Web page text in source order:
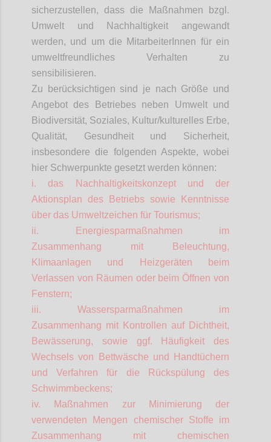
sicherzustellen, dass die Maßnahmen bzgl.
Umwelt und Nachhaltigkeit angewandt
werden, und um die MitarbeiterInnen für ein
umweltfreundliches Verhalten zu
sensibilisieren.
Zu berücksichtigen sind je nach Größe und
Angebot des Betriebes neben Umwelt und
Biodiversität, Soziales, Kultur/kulturelles Erbe,
Qualität, Gesundheit und Sicherheit,
insbesondere die folgenden Aspekte, wobei
hier Schwerpunkte gesetzt werden können:
i. das Nachhaltigkeitskonzept und der
Aktionsplan des Betriebs sowie Kenntnisse
über das Umweltzeichen für Tourismus;
ii. Energiesparmaßnahmen im
Zusammenhang mit Beleuchtung,
Klimaanlagen und Heizgeräten beim
Verlassen von Räumen oder beim Öffnen von
Fenstern;
iii. Wassersparmaßnahmen im
Zusammenhang mit Kontrollen auf Dichtheit,
Bewässerung, sowie ggf. Häufigkeit des
Wechsels von Bettwäsche und Handtüchern
und Verfahren für die Rückspülung des
Schwimmbeckens;
iv. Maßnahmen zur Minimierung der
verwendeten Mengen chemischer Stoffe im
Zusammenhang mit chemischen